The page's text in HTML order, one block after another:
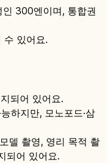
300엔이며, 통합권
수 있어요.
되어 있어요.
하지만, 모노포드·삼
델 촬영, 영리 목적 촬
되어 있어요.